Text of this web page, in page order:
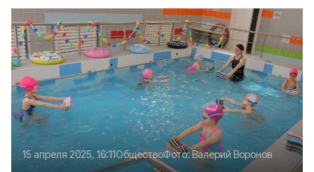
15 апреля 2025, 16:11ОбществоФото:Валерий Воронов